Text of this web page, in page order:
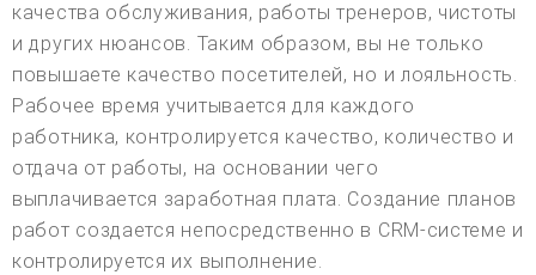
качества обслуживания, работы тренеров, чистоты
и других нюансов. Таким образом, вы не только
повышаете качество посетителей, но и лояльность.
Рабочее время учитывается для каждого
работника, контролируется качество, количество и
отдача от работы, на основании чего
выплачивается заработная плата. Создание планов
работ создается непосредственно в CRM-системе и
контролируется их выполнение.